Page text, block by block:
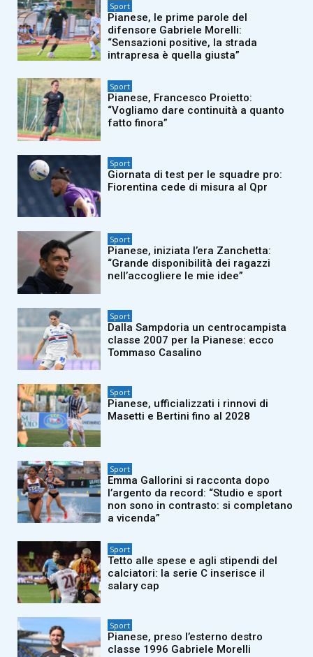
Sport
Pianese, le prime parole del
difensore Gabriele Morelli:
“Sensazioni positive, la strada
intrapresa è quella giusta”
Sport
Pianese, Francesco Proietto:
“Vogliamo dare continuità a quanto
fatto finora”
Sport
Giornata di test per le squadre pro:
Fiorentina cede di misura al Qpr
Sport
Pianese, iniziata l’era Zanchetta:
“Grande disponibilità dei ragazzi
nell’accogliere le mie idee”
Sport
Dalla Sampdoria un centrocampista
classe 2007 per la Pianese: ecco
Tommaso Casalino
Sport
Pianese, ufficializzati i rinnovi di
Masetti e Bertini fino al 2028
Sport
Emma Gallorini si racconta dopo
l’argento da record: “Studio e sport
non sono in contrasto: si completano
a vicenda”
Sport
Tetto alle spese e agli stipendi del
calciatori: la serie C inserisce il
salary cap
Sport
Pianese, preso l’esterno destro
classe 1996 Gabriele Morelli